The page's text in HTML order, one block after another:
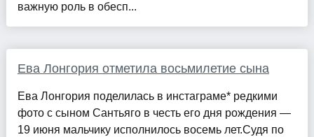
важную роль в обесп...
Ева Лонгория отметила восьмилетие сына
Ева Лонгория поделилась в инстаграме* редкими
фото с сыном Сантьяго в честь его дня рождения —
19 июня мальчику исполнилось восемь лет.Судя по